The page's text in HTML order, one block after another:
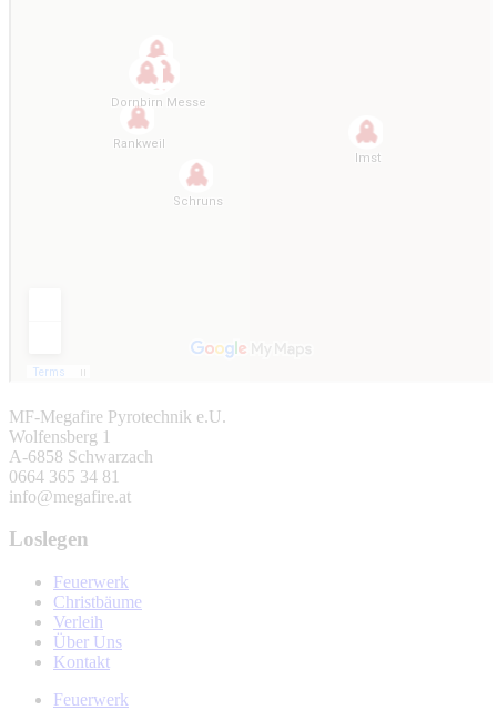
MF-Megafire Pyrotechnik e.U.
Wolfensberg 1
A-6858 Schwarzach
0664 365 34 81
info@megafire.at
Loslegen
Feuerwerk
Christbäume
Verleih
Über Uns
Kontakt
Feuerwerk